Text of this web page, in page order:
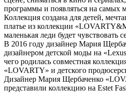
программы и появляться на самых
Коллекция создана для детей,
платье из коллекции
маленькая леди будет чувствовать
В 2016 году дизайнер Мария
дизайнером детской моды на
чего родилась совместная
«LOVARTY» и детского
Дизайнер Мария Щербаченко
представили коллекцию на Estet